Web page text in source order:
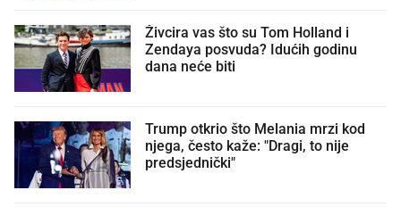
Živcira vas što su Tom Holland i
Zendaya posvuda? Idućih godinu
dana neće biti
Trump otkrio što Melania mrzi kod
njega, često kaže: "Dragi, to nije
predsjednički"